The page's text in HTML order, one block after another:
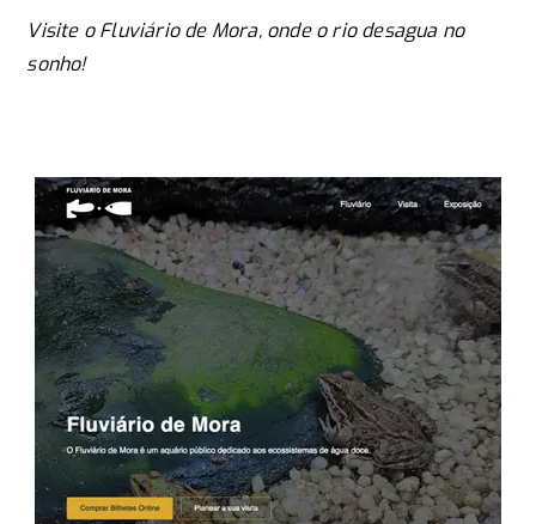
Visite o Fluviário de Mora, onde o rio desagua no
sonho!